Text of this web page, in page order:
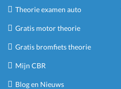
Theorie examen auto
Gratis motor theorie
Gratis bromfiets theorie
Mijn CBR
Blog en Nieuws